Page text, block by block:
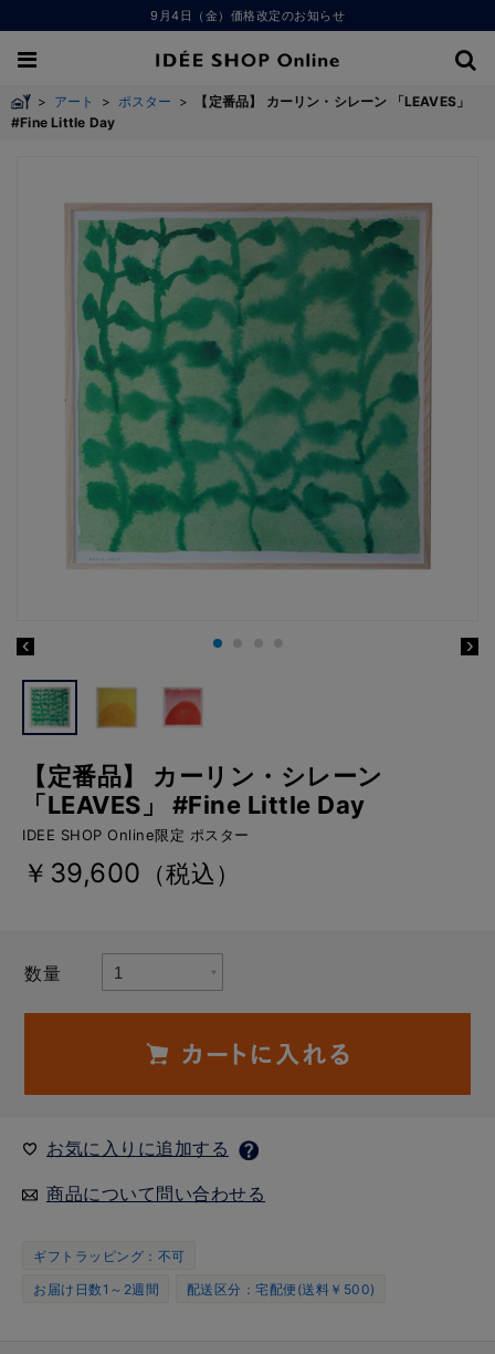
9月4日（金）価格改定のお知らせ
> アート > ポスター >
【定番品】 カーリン・シレーン 「LEAVES」
#Fine Little Day
【定番品】 カーリン・シレーン
「LEAVES」 #Fine Little Day
IDEE SHOP Online限定 ポスター
￥39,600 （税込）
数量
お気に入りに追加する
商品について問い合わせる
ギフトラッピング：不可
お届け日数1～2週間
配送区分：宅配便(送料￥500)